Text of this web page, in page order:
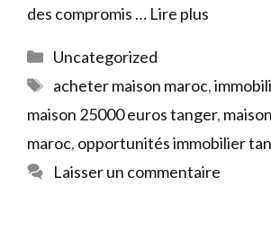
des compromis … Lire plus
Catégories
Uncategorized
Étiquettes
acheter maison maroc,
maison 25000 euros tanger,
maroc, opportunités immobilier
Laisser un commentaire